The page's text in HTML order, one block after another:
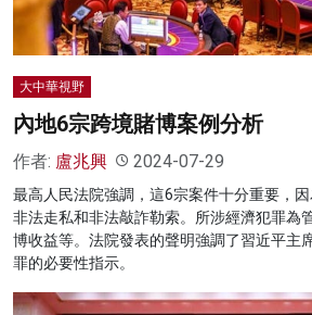
大中華視野
內地6宗跨境賭博案例分析
作者: 盧兆興 2024-07-29
最高人民法院強調，這6宗案件十分重要，因
非法走私和非法敲詐勒索。所涉經濟犯罪為
博收益等。法院發表的聲明強調了習近平主
罪的必要性指示。